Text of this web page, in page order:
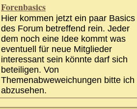
Forenbasics
Hier kommen jetzt ein paar Basics
des Forum betreffend rein. Jeder
dem noch eine Idee kommt was
eventuell für neue Mitglieder
interessant sein könnte darf sich
beteiligen. Von
Themenabweweichungen bitte ich
abzusehen.